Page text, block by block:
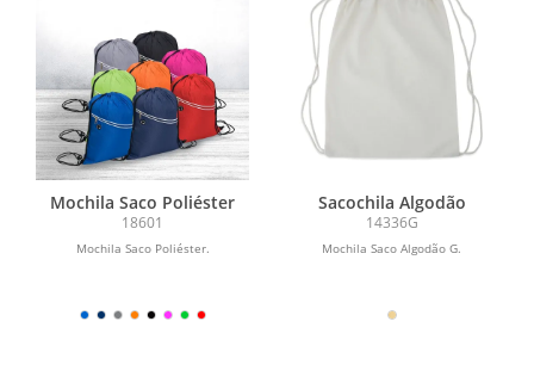
Mochila Saco Poliéster
18601
Mochila Saco Poliéster.
Sacochila Algodão
14336G
Mochila Saco Algodão G.